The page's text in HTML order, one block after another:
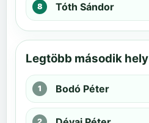
Tóth Sándor
Legtöbb második hely
Bodó Péter